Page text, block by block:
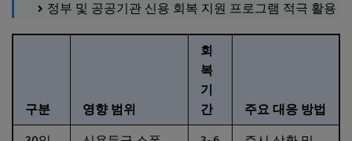
정부 및 공공기관 신용 회복 지원 프로그램 적극 활용
구분 영향 범위
회
복
기
간
주요 대응 방법